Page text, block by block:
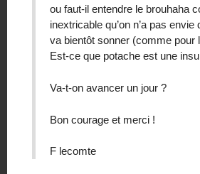
ou faut-il entendre le brouhaha
inextricable qu’on n’a pas envie
va bientôt sonner (comme pour
Est-ce que potache est une
Va-t-on avancer un jour ?
Bon courage et merci !
F lecomte